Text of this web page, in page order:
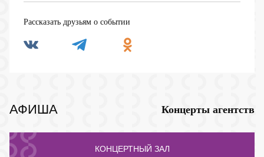
Рассказать друзьям о событии
АФИША Концерты агентств
КОНЦЕРТНЫЙ ЗАЛ